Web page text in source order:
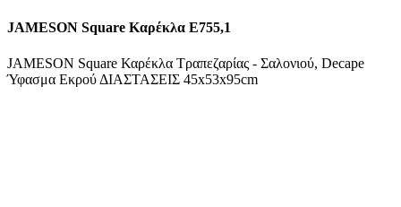
JAMESON Square Καρέκλα Ε755,1
JAMESON Square Καρέκλα Τραπεζαρίας - Σαλονιού, Decape
Ύφασμα Εκρού ΔΙΑΣΤΑΣΕΙΣ 45x53x95cm